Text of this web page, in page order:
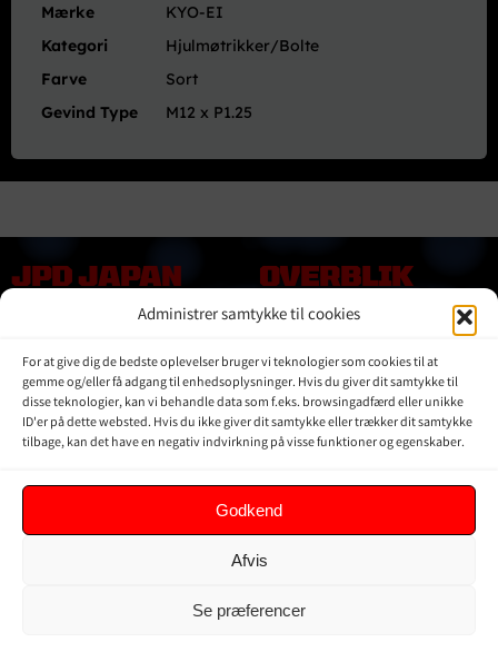
Administrer samtykke til cookies
For at give dig de bedste oplevelser bruger vi teknologier som cookies til at
gemme og/eller få adgang til enhedsoplysninger. Hvis du giver dit samtykke til
disse teknologier, kan vi behandle data som f.eks. browsingadfærd eller unikke
ID'er på dette websted. Hvis du ikke giver dit samtykke eller trækker dit samtykke
tilbage, kan det have en negativ indvirkning på visse funktioner og egenskaber.
Godkend
Afvis
Se præferencer
-
Sort
Mærke
KYO-EI
Kategori
Hjulmøtrikker/Bolte
Farve
Sort
Gevind Type
M12 x P1.25
JPD JAPAN
DENMARK
Kontakt Os
Om JPD Japan Denmark
Handelsbetingelser
Privat Politik
OVERBLIK
Online shop
Vores Mærker